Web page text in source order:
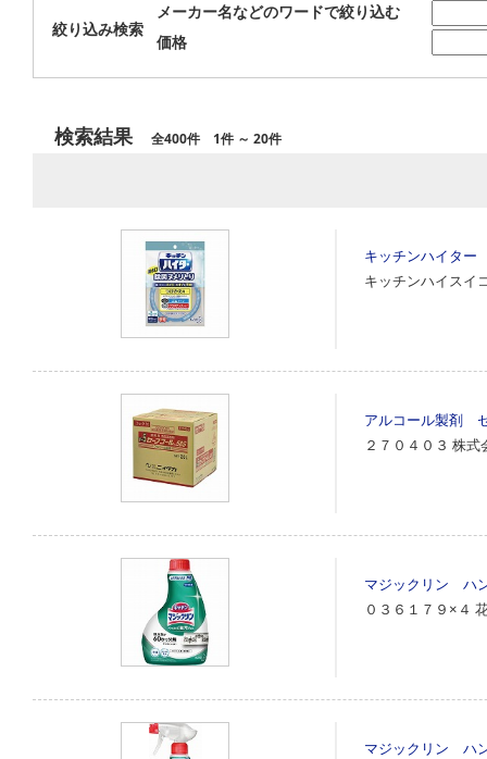
絞り込み検索
メーカー名などのワードで絞り込む
価格
検索結果 全400件 1件 ～ 20件
キッチンハイタ
キッチンハイスイ
アルコール製剤
２７０４０３ 株式
マジックリン ハ
０３６１７９×４
マジックリン ハ